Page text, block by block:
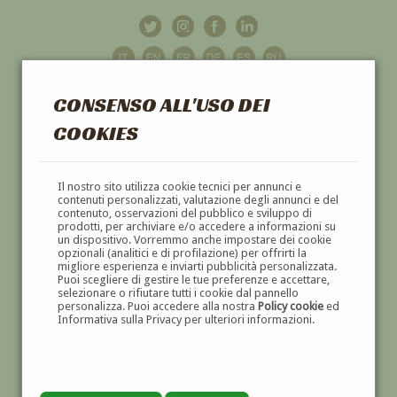
CONSENSO ALL'USO DEI
COOKIES
Il nostro sito utilizza cookie tecnici per annunci e
contenuti personalizzati, valutazione degli annunci e del
contenuto, osservazioni del pubblico e sviluppo di
prodotti, per archiviare e/o accedere a informazioni su
un dispositivo. Vorremmo anche impostare dei cookie
opzionali (analitici e di profilazione) per offrirti la
migliore esperienza e inviarti pubblicità personalizzata.
Puoi scegliere di gestire le tue preferenze e accettare,
selezionare o rifiutare tutti i cookie dal pannello
personalizza. Puoi accedere alla nostra Policy cookieed
Informativa sulla Privacy per ulteriori informazioni.
GALLERIAD'ARTE
DIPINTI E SCULTURE '800 E '900